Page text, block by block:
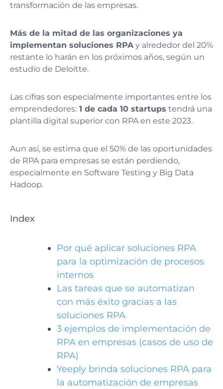
transformación de las empresas.
Más de la mitad de las organizaciones ya
implementan soluciones RPAy alrededor del 20%
restante lo harán en los próximos años, según un
estudio de Deloitte.
Las cifras son especialmente importantes entre los
emprendedores: 1 de cada 10 startups tendrá una
plantilla digital superior con RPA en este 2023.
Aun así, se estima que el 50% de las oportunidades
de RPA para empresas se están perdiendo,
especialmente en Software Testing y Big Data
Hadoop.
Index
Por qué aplicar soluciones RPA
para la optimización de procesos
internos
Las tareas que se automatizan
con más éxito gracias a las
soluciones RPA
3 ejemplos de implementación de
RPA en empresas (casos de uso de
RPA)
Yeeply brinda soluciones RPA para
la automatización de empresas